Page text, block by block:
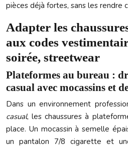
pièces déjà fortes, sans les rendre
Adapter les
aux codes
soirée, streetwear
Plateformes au bureau :
casual avec mocassins et
Dans un environnement
casual, les chaussures à
place. Un mocassin à semelle
un pantalon 7/8 cigarette et